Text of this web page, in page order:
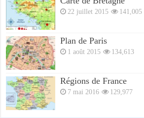
22 juillet 2015 141,005
Plan de Paris
1 août 2015 134,613
Régions de France
7 mai 2016 129,977